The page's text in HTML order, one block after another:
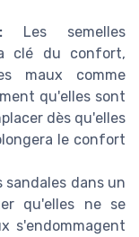
Les semelles
clé du confort,
maux comme
qu'elles sont
dès qu'elles
le confort
sandales dans un
qu'elles ne se
s'endommagent